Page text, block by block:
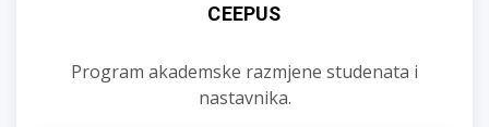
CEEPUS
Program akademske razmjene studenata i
nastavnika.